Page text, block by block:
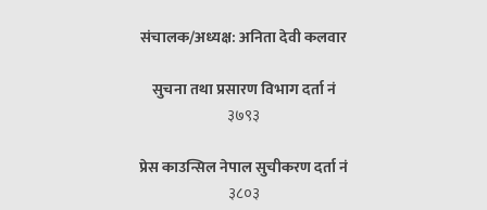
संचालक/अध्यक्ष: अनिता देवी कलवार
सुचना तथा प्रसारण विभाग दर्ता नं
३७९३
प्रेस काउन्सिल नेपाल सुचीकरण दर्ता नं
३८०३